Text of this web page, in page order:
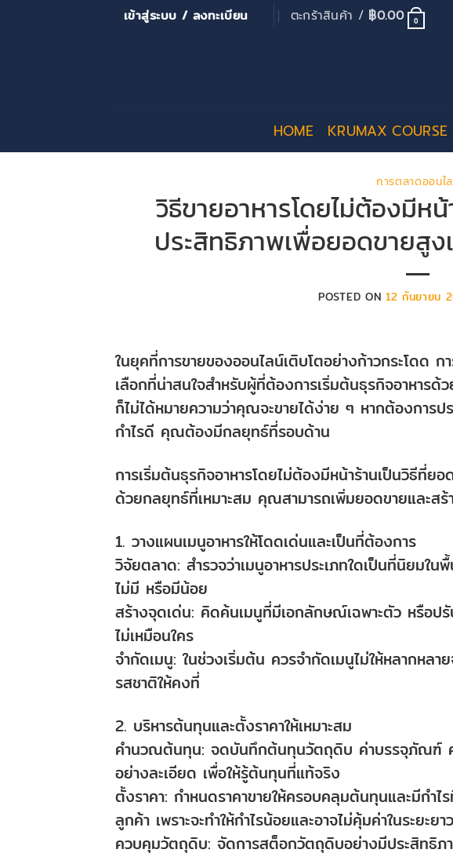
เข้าสู่ระบบ / ลงทะเบียน ตะกร้าสินค้า / ฿0.00 0
HOME KRUMAX COURSE
การตลาดออนไ
วิธีขายอาหารโดยไม่ต้องมีห
ประสิทธิภาพเพื่อยอดขายสูง
POSTED ON 12 กันยายน
ในยุคที่การขายของออนไลน์เติบโตอย่างก้าวกระโดด ก
เลือกที่น่าสนใจสำหรับผู้ที่ต้องการเริ่มต้นธุรกิจอาหาร
ก็ไม่ได้หมายความว่าคุณจะขายได้ง่าย ๆ หากต้องการป
กำไรดี คุณต้องมีกลยุทธ์ที่รอบด้าน
การเริ่มต้นธุรกิจอาหารโดยไม่ต้องมีหน้าร้านเป็นวิธีที่ย
ด้วยกลยุทธ์ที่เหมาะสม คุณสามารถเพิ่มยอดขายและสร้
1. วางแผนเมนูอาหารให้โดดเด่นและเป็นที่ต้องการ
วิจัยตลาด: สำรวจว่าเมนูอาหารประเภทใดเป็นที่นิยม
ไม่มี หรือมีน้อย
สร้างจุดเด่น: คิดค้นเมนูที่มีเอกลักษณ์เฉพาะตัว หรือป
ไม่เหมือนใคร
จำกัดเมนู: ในช่วงเริ่มต้น ควรจำกัดเมนูไม่ให้หลากห
รสชาติให้คงที่
2. บริหารต้นทุนและตั้งราคาให้เหมาะสม
คำนวณต้นทุน: จดบันทึกต้นทุนวัตถุดิบ ค่าบรรจุภัณฑ์ ค่
อย่างละเอียด เพื่อให้รู้ต้นทุนที่แท้จริง
ตั้งราคา: กำหนดราคาขายให้ครอบคลุมต้นทุนและมีกำไ
ลูกค้า เพราะจะทำให้กำไรน้อยและอาจไม่คุ้มค่าในระยะยาว
ควบคุมวัตถุดิบ: จัดการสต็อกวัตถุดิบอย่างมีประสิทธิ